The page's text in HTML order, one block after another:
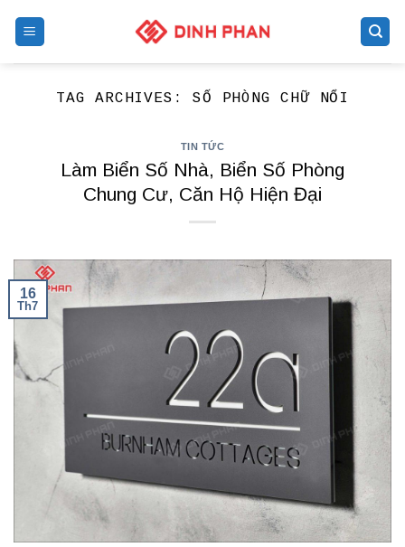
TAG ARCHIVES:SỐ PHÒNG CHỮ NỔI
TIN TỨC
Làm Biển Số Nhà, Biển Số Phòng
Chung Cư, Căn Hộ Hiện Đại
16
Th7